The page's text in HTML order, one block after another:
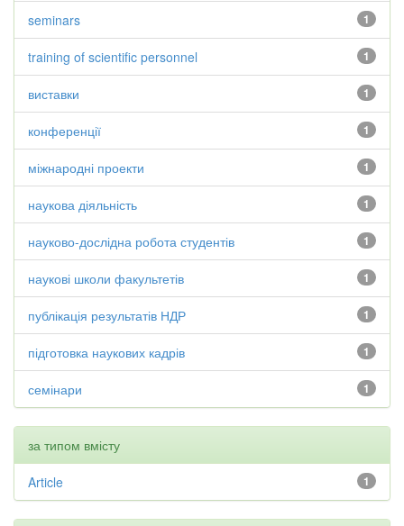
1
seminars
1
training of scientific personnel
1
виставки
1
конференції
1
міжнародні проекти
1
наукова діяльність
1
науково-дослідна робота студентів
1
наукові школи факультетів
1
публікація результатів НДР
1
підготовка наукових кадрів
1
семінари
за типом вмісту
1
Article